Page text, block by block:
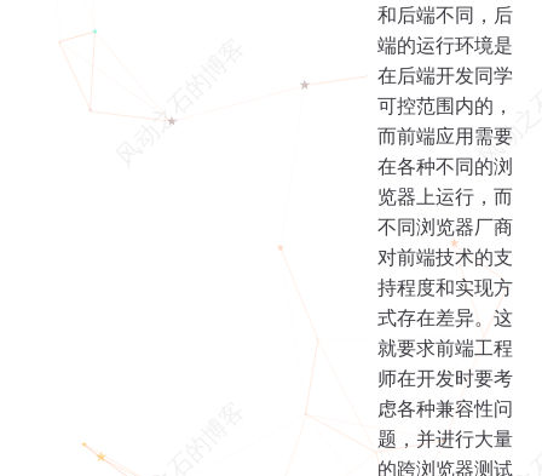
和后端不同，后
端的运行环境是
在后端开发同学
可控范围内的，
而前端应用需要
在各种不同的浏
览器上运行，而
不同浏览器厂商
对前端技术的支
持程度和实现方
式存在差异。这
就要求前端工程
师在开发时要考
虑各种兼容性问
题，并进行大量
的跨浏览器测试